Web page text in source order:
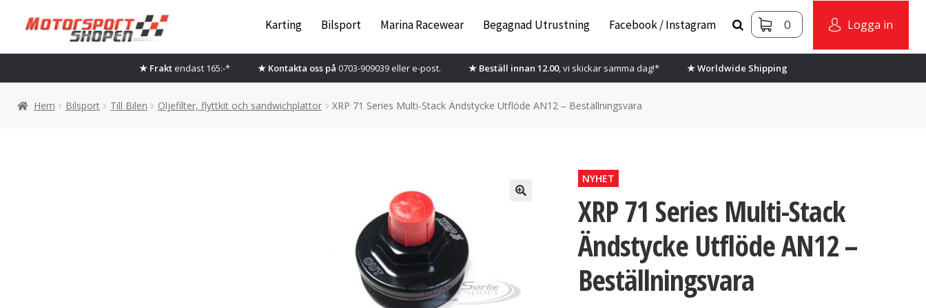
Hoppa
navigering
Hoppa
innehåll
Logga in
Karting Bilsport Marina Racewear Begagnad Utrustning Facebook / Instagram 0
★ Fraktendast 165:-* ★ Kontakta oss på 0703-909039 ellere-post. ★ Beställ innan 12.00, vi skickar samma dag!* ★ Worldwide Shipping
Hem Bilsport Till Bilen Oljefilter, flyttkit och sandwichplattor XRP 71 Series Multi-Stack Ändstycke Utflöde AN12 – Beställningsvara
NYHET
XRP 71 Series Multi-Stack
Ändstycke Utflöde AN12 –
Beställningsvara